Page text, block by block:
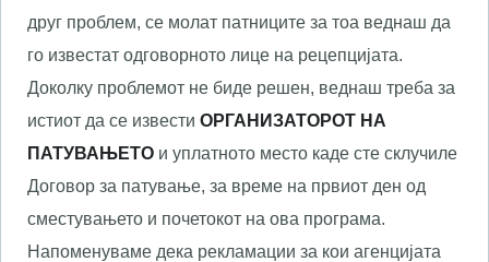
друг проблем, се молат патниците за тоа веднаш да
го известат одговорното лице на рецепцијата.
Доколку проблемот не биде решен, веднаш треба за
истиот да се извести ОРГАНИЗАТОРОТ НА
ПАТУВАЊЕТО и уплатното место каде сте склучиле
Договор за патување, за време на првиот ден од
сместувањето и почетокот на ова програма.
Напоменуваме дека рекламации за кои агенцијата